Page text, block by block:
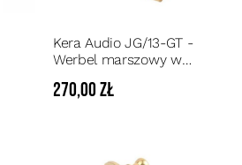
Kera Audio JG/13-GT -
Werbel marszowy w
270,00 zł